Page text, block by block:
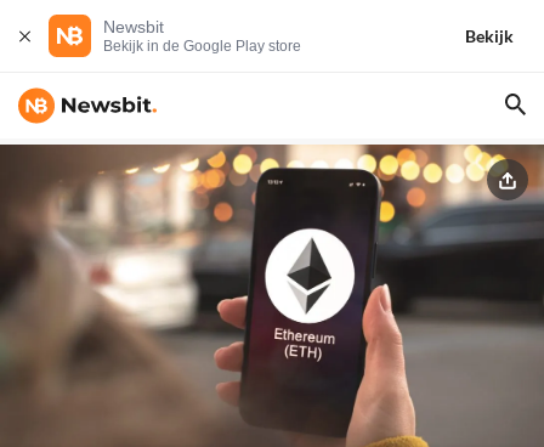
Newsbit
Bekijk in de Google Play store
Bekijk